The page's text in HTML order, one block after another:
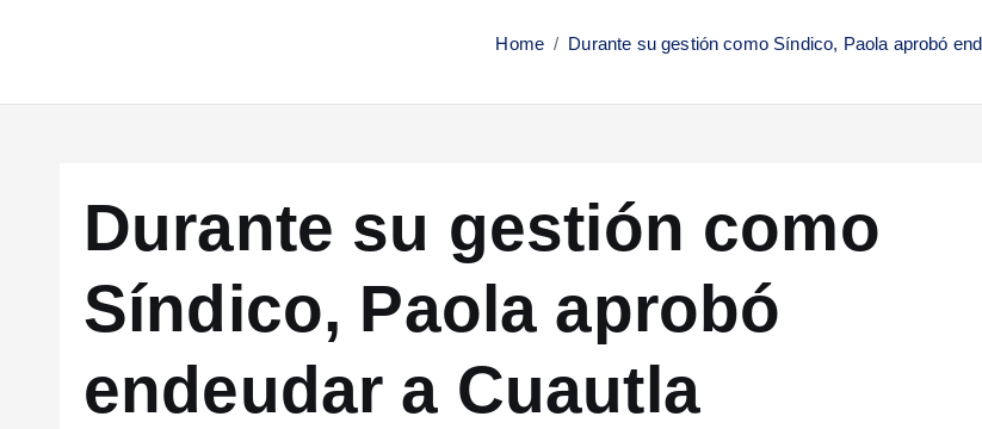
Home Durante su gestión como Síndico, Paola aprobó
Durante su gestión como
Síndico, Paola aprobó
endeudar a Cuautla